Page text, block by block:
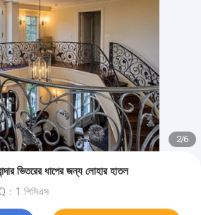
2/6
ভিতরের ধাপের জন্য লোহার হাতল
：1 পিসিএস